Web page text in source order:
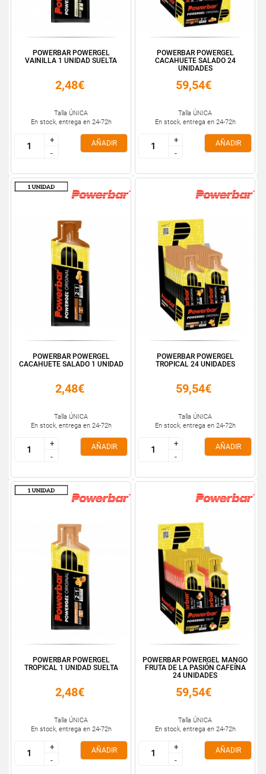
POWERBAR POWERGEL
VAINILLA 1 UNIDAD SUELTA
2,48€
Talla ÚNICA
En stock, entrega en 24-72h
+
-
+
-
AÑADIR
POWERBAR POWERGEL
CACAHUETE SALADO 24
UNIDADES
59,54€
Talla ÚNICA
En stock, entrega en 24-72h
+
-
+
-
AÑADIR
POWERBAR POWERGEL
CACAHUETE SALADO 1 UNIDAD
2,48€
Talla ÚNICA
En stock, entrega en 24-72h
+
-
+
-
AÑADIR
POWERBAR POWERGEL
TROPICAL 24 UNIDADES
59,54€
Talla ÚNICA
En stock, entrega en 24-72h
+
-
+
-
AÑADIR
POWERBAR POWERGEL
TROPICAL 1 UNIDAD SUELTA
2,48€
Talla ÚNICA
En stock, entrega en 24-72h
+
-
+
-
AÑADIR
POWERBAR POWERGEL MANGO
FRUTA DE LA PASIÓN CAFEÍNA
24 UNIDADES
59,54€
Talla ÚNICA
En stock, entrega en 24-72h
+
-
+
-
AÑADIR